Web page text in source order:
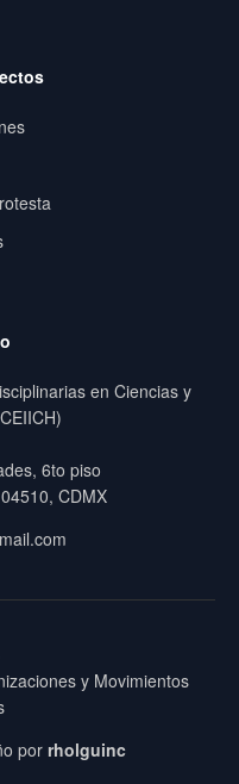
en Ciencias y
6to piso
CDMX
y Movimientos
por rholguinc